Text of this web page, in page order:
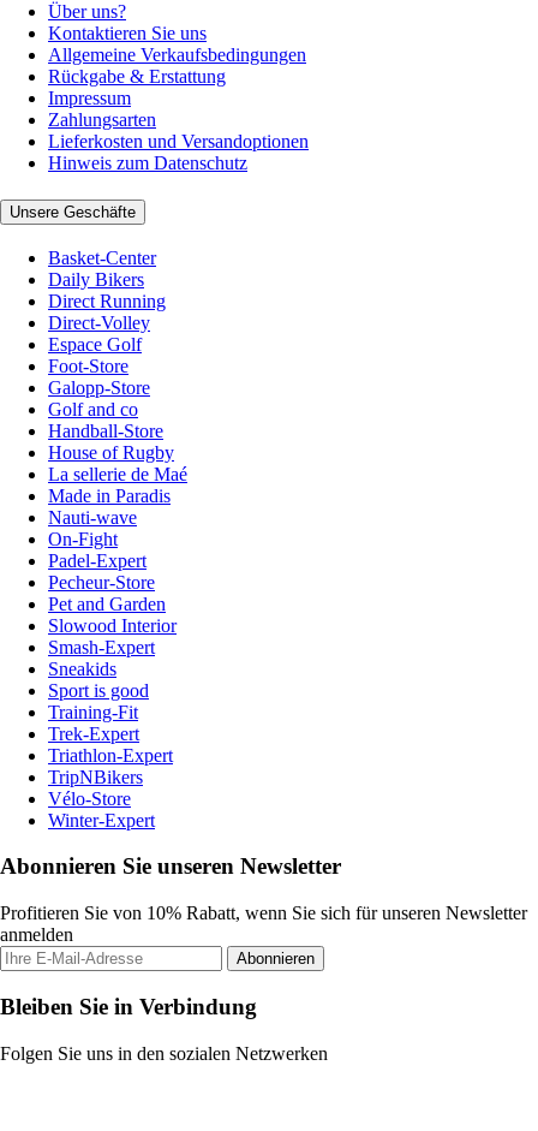
Über uns?
Kontaktieren Sie uns
Allgemeine Verkaufsbedingungen
Rückgabe & Erstattung
Impressum
Zahlungsarten
Lieferkosten und Versandoptionen
Hinweis zum Datenschutz
Unsere Geschäfte
Basket-Center
Daily Bikers
Direct Running
Direct-Volley
Espace Golf
Foot-Store
Galopp-Store
Golf and co
Handball-Store
House of Rugby
La sellerie de Maé
Made in Paradis
Nauti-wave
On-Fight
Padel-Expert
Pecheur-Store
Pet and Garden
Slowood Interior
Smash-Expert
Sneakids
Sport is good
Training-Fit
Trek-Expert
Triathlon-Expert
TripNBikers
Vélo-Store
Winter-Expert
Abonnieren Sie unseren Newsletter
Profitieren Sie von 10% Rabatt, wenn Sie sich für unseren Newsletter
anmelden
Abonnieren
Bleiben Sie in Verbindung
Folgen Sie uns in den sozialen Netzwerken